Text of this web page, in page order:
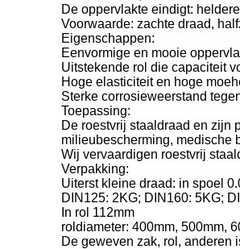
De oppervlakte eindigt:
Voorwaarde: zachte draad,
Eigenschappen:
Eenvormige en mooie
Uitstekende rol die capaciteit
Hoge elasticiteit en hoge
Sterke corrosieweerstand
Toepassing:
De roestvrij staaldraad en zijn
milieubescherming, medische
Wij vervaardigen roestvrij
Verpakking:
Uiterst kleine draad: in spoel
DIN125: 2KG; DIN160: 5KG;
In rol 112mm
roldiameter: 400mm, 500mm,
De geweven zak, rol, anderen